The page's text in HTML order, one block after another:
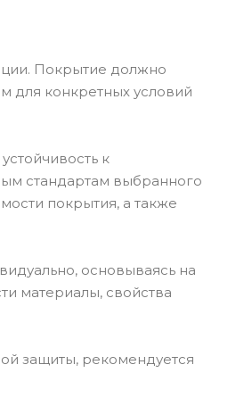
Покрытие должно
для конкретных условий
к
стандартам выбранного
покрытия, а также
основываясь на
материалы, свойства
защиты, рекомендуется